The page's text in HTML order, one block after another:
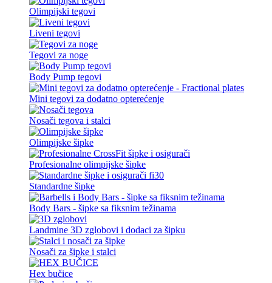
Olimpijski tegovi
Liveni tegovi
Tegovi za noge
Body Pump tegovi
Mini tegovi za dodatno opterećenje
Nosači tegova i stalci
Olimpijske šipke
Profesionalne olimpijske šipke
Standardne šipke
Body Bars - šipke sa fiksnim težinama
Landmine 3D zglobovi i dodaci za šipku
Nosači za šipke i stalci
Hex bučice